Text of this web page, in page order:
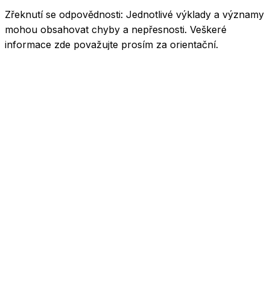
Zřeknutí se odpovědnosti: Jednotlivé výklady a významy
mohou obsahovat chyby a nepřesnosti. Veškeré
informace zde považujte prosím za orientační.